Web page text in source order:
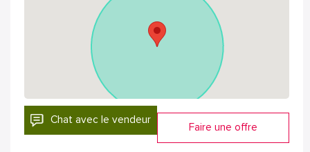
Chat avec le vendeur
Faire une offre